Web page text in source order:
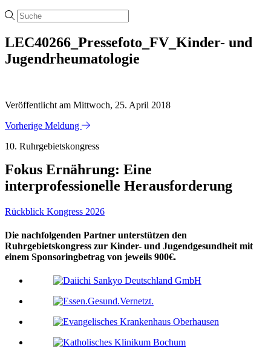
LEC40266_Pressefoto_FV_Kinder- und
Jugendrheumatologie
Veröffentlicht am Mittwoch, 25. April 2018
Vorherige Meldung
10. Ruhrgebietskongress
Fokus Ernährung: Eine
interprofessionelle Herausforderung
Rückblick Kongress 2026
Die nachfolgenden Partner unterstützen den
Ruhrgebietskongress zur Kinder- und Jugendgesundheit mit
einem Sponsoringbetrag von jeweils 900€.